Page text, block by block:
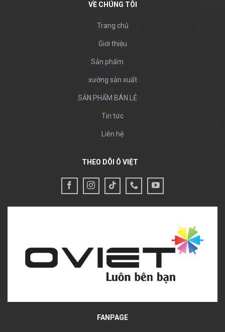
VỀ CHÚNG TÔI
Trang chủ
Giới thiệu
Sản phẩm
xưởng sản xuất
SẢN PHẨM BÁN LẺ
Tin tức
Liên hệ
THEO DÕI Ô VIỆT
FANPAGE